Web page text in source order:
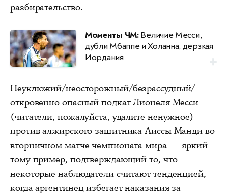
разбирательство.
Моменты ЧМ:Величие Месси,
дубли Мбаппе и Холанна, дерзкая
Иордания
Неуклюжий/неосторожный/безрассудный/
откровенно опасный подкат Лионеля Месси
(читатели, пожалуйста, удалите ненужное)
против алжирского защитника Аиссы Манди во
вторничном матче чемпионата мира — яркий
тому пример, подтверждающий то, что
некоторые наблюдатели считают тенденцией,
когда аргентинец избегает наказания за